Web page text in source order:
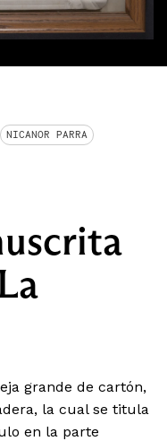
NICANOR PARRA
grande de cartón,
la cual se titula
en la parte